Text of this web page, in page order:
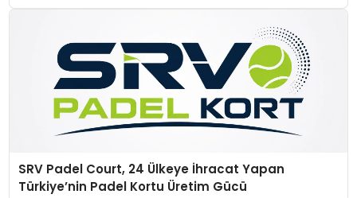
SRV Padel Court, 24 Ülkeye İhracat Yapan
Türkiye’nin Padel Kortu Üretim Gücü